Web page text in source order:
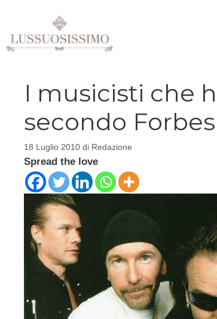
contenuto
I musicisti che
secondo Forbes
18 Luglio 2010 di Redazione
Spread the love